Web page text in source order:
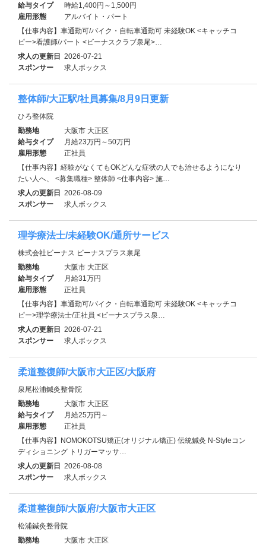
給与タイプ
時給1,400円～1,500円
雇用形態
アルバイト・パート
【仕事内容】車通勤可/バイク・自転車通勤可 未経験OK <キャッチコ
ピー>看護師/パート <ビーナスクラブ泉尾>…
求人の更新日 2026-07-21
スポンサー
求人ボックス
整体師/大正駅/社員募集/8月9日更新
ひろ整体院
勤務地
大阪市 大正区
給与タイプ
月給23万円～50万円
雇用形態
正社員
【仕事内容】経験がなくてもOKどんな症状の人でも治せるようになり
たい人へ、 <募集職種> 整体師 <仕事内容> 施…
求人の更新日 2026-08-09
スポンサー
求人ボックス
理学療法士/未経験OK/通所サービス
株式会社ビーナス ビーナスプラス泉尾
勤務地
大阪市 大正区
給与タイプ
月給31万円
雇用形態
正社員
【仕事内容】車通勤可/バイク・自転車通勤可 未経験OK <キャッチコ
ピー>理学療法士/正社員 <ビーナスプラス泉…
求人の更新日 2026-07-21
スポンサー
求人ボックス
柔道整復師/大阪市大正区/大阪府
泉尾松浦鍼灸整骨院
勤務地
大阪市 大正区
給与タイプ
月給25万円～
雇用形態
正社員
【仕事内容】NOMOKOTSU矯正(オリジナル矯正) 伝統鍼灸 N-Styleコン
ディショニング トリガーマッサ…
求人の更新日 2026-08-08
スポンサー
求人ボックス
柔道整復師/大阪府/大阪市大正区
松浦鍼灸整骨院
勤務地
大阪市 大正区